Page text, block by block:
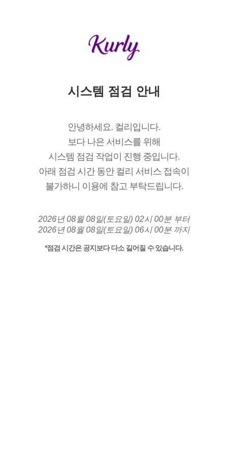
시스템 점검 안내
안녕하세요. 컬리입니다.
보다 나은 서비스를 위해
시스템 점검 작업이 진행 중입니다.
아래 점검 시간 동안 컬리 서비스 접속이
불가하니 이용에 참고 부탁드립니다.
2026년 08월 08일(토요일) 02시 00분 부터
2026년 08월 08일(토요일) 06시 00분 까지
*점검 시간은 공지보다 다소 길어질 수 있습니다.